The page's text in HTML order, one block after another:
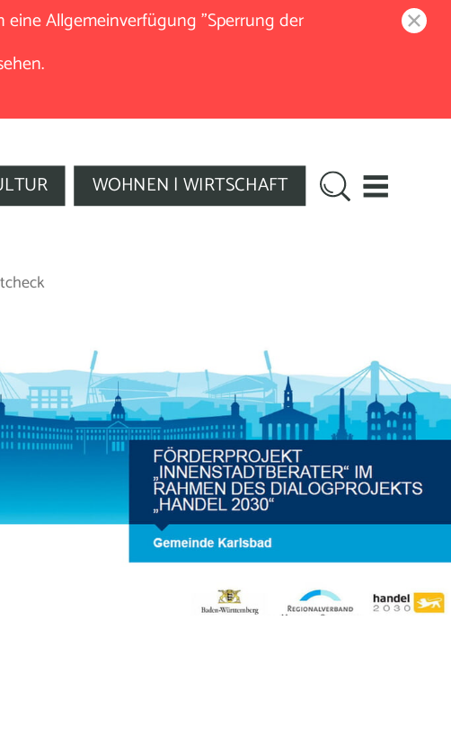
Allgemeinverfügung "Sperrung der
WOHNEN | WIRTSCHAFT